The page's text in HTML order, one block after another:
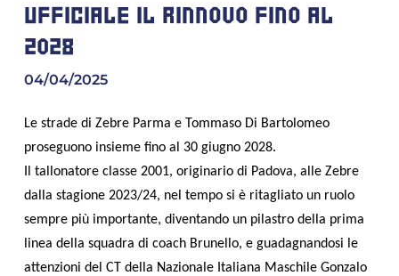
UFFICIALE IL RINNOVO FINO AL
2028
04/04/2025
Le strade di Zebre Parma e Tommaso Di Bartolomeo
proseguono insieme fino al 30 giugno 2028.
Il tallonatore classe 2001, originario di Padova, alle Zebre
dalla stagione 2023/24, nel tempo si è ritagliato un ruolo
sempre più importante, diventando un pilastro della prima
linea della squadra di coach Brunello, e guadagnandosi le
attenzioni del CT della Nazionale Italiana Maschile Gonzalo